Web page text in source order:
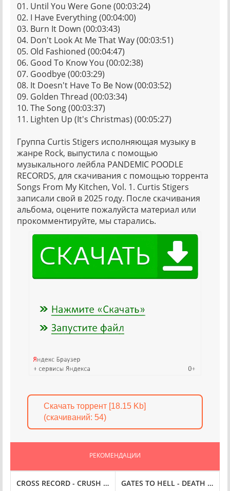
01. Until You Were Gone (00:03:24)
02. I Have Everything (00:04:00)
03. Burn It Down (00:03:43)
04. Don't Look At Me That Way (00:03:51)
05. Old Fashioned (00:04:47)
06. Good To Know You (00:02:38)
07. Goodbye (00:03:29)
08. It Doesn't Have To Be Now (00:03:52)
09. Golden Thread (00:03:34)
10. The Song (00:03:37)
11. Lighten Up (It's Christmas) (00:05:27)
Группа Curtis Stigers исполняющая музыку в
жанре Rock, выпустила с помощью
музыкального лейбла PANDEMIC POODLE
RECORDS, для скачивания с помощью торрента
Songs From My Kitchen, Vol. 1. Curtis Stigers
записали свой в 2025 году. После скачивания
альбома, оцените пожалуйста материал или
прокомментируйте, мы старались.
Скачать торрент [18.15 Kb]
(cкачиваний: 54)
РЕКОМЕНДАЦИИ
SOMETHING [24-BIT HI-RES] (2025) FLAC
CROSS RECORD - CRUSH ME [24-BIT HI-RES] (2025) FLAC
GATES TO HELL - DEATH